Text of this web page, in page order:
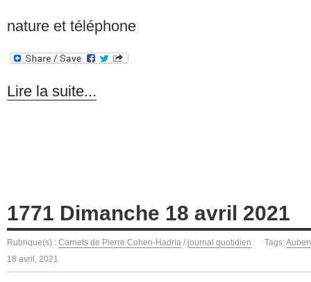
nature et téléphone
Lire la suite...
1771 Dimanche 18 avril 2021
Rubrique(s) : Carnets de Pierre Cohen-Hadria / journal quotidien Tags:
18 avril, 2021